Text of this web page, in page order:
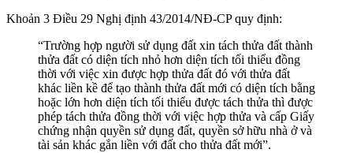
Khoản 3 Điều 29 Nghị định 43/2014/NĐ-CP quy định:
“Trường hợp người sử dụng đất xin tách thửa đất thành
thửa đất có diện tích nhỏ hơn diện tích tối thiểu đồng
thời với việc xin được hợp thửa đất đó với thửa đất
khác liền kề để tạo thành thửa đất mới có diện tích bằng
hoặc lớn hơn diện tích tối thiểu được tách thửa thì được
phép tách thửa đồng thời với việc hợp thửa và cấp Giấy
chứng nhận quyền sử dụng đất, quyền sở hữu nhà ở và
tài sản khác gắn liền với đất cho thửa đất mới”.